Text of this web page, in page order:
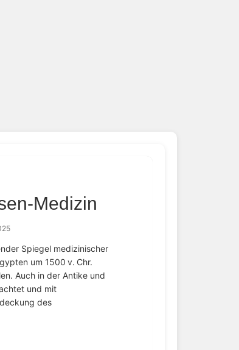
Medizin
Spiegel medizinischer
um 1500 v. Chr.
Auch in der Antike und
und mit
des